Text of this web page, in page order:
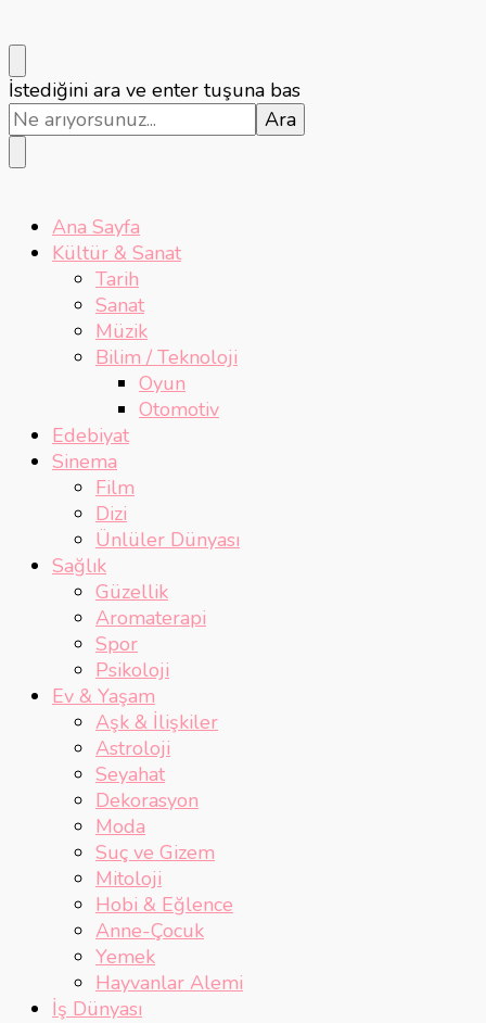
Bir
şey
mi
arıyorsunuz?
İstediğini ara ve enter tuşuna bas
Ana Sayfa
Kültür & Sanat
Tarih
Sanat
Müzik
Bilim / Teknoloji
Oyun
Otomotiv
Edebiyat
Sinema
Film
Dizi
Ünlüler Dünyası
Sağlık
Güzellik
Aromaterapi
Spor
Psikoloji
Ev & Yaşam
Aşk & İlişkiler
Astroloji
Seyahat
Dekorasyon
Moda
Suç ve Gizem
Mitoloji
Hobi & Eğlence
Anne-Çocuk
Yemek
Hayvanlar Alemi
İş Dünyası